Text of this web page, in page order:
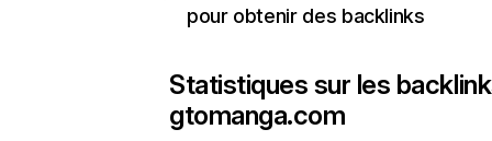
pour obtenir des backlinks
Statistiques sur les
gtomanga.com